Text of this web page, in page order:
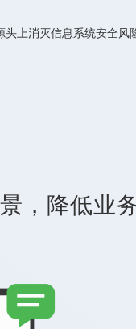
上消灭信息系统安全风
，降低业